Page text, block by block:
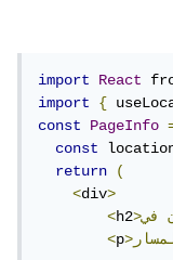
import React
import
{
const
PageInfo
const
return
(
<div>
<h2
<p